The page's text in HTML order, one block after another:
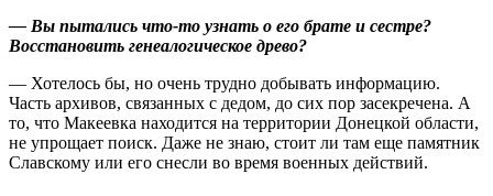
— Вы пытались что-то узнать о его брате и сестре?
Восстановить генеалогическое древо?
— Хотелось бы, но очень трудно добывать информацию.
Часть архивов, связанных с дедом, до сих пор засекречена. А
то, что Макеевка находится на территории Донецкой области,
не упрощает поиск. Даже не знаю, стоит ли там еще памятник
Славскому или его снесли во время военных действий.